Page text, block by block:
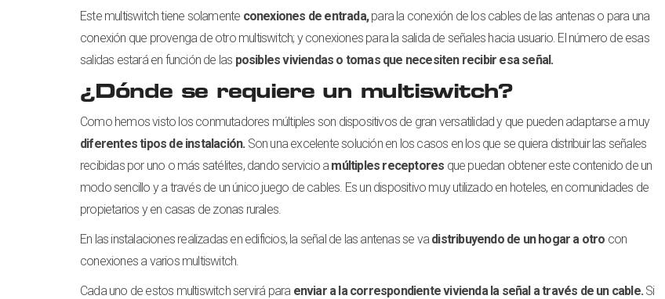
Este multiswitch tiene solamente conexiones de entrada,para la conexión de los cables de las antenas o para una
conexión que provenga de otro multiswitch; y conexiones para la salida de señales hacia usuario. El número de esas
salidas estará en función de las posibles viviendas o tomas que necesiten recibir esa señal.
¿Dónde se requiere un multiswitch?
Como hemos visto los conmutadores múltiples son dispositivos de gran versatilidad y que pueden adaptarse a muy
diferentes tipos de instalación. Son una excelente solución en los casos en los que se quiera distribuir las señales
recibidas por uno o más satélites, dando servicio a múltiples receptores que puedan obtener este contenido de un
modo sencillo y a través de un único juego de cables. Es un dispositivo muy utilizado en hoteles, en comunidades de
propietarios y en casas de zonas rurales.
En las instalaciones realizadas en edificios, la señal de las antenas se va distribuyendo de un hogar a otro con
conexiones a varios multiswitch.
Cada uno de estos multiswitch servirá para enviar a la correspondiente vivienda la señal a través de un cable. Si